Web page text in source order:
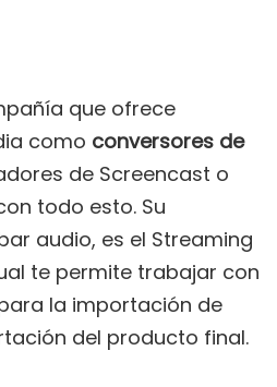
que ofrece
como conversores de
de Screencast o
todo esto. Su
audio, es el Streaming
te permite trabajar con
la importación de
del producto final.